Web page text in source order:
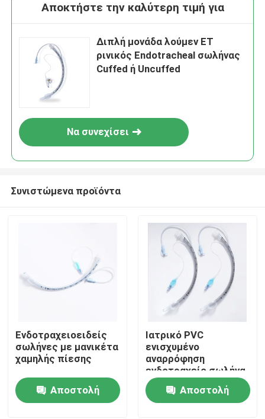
Αρχική Σελίδα
Προϊόντα
Αποκτήστε την καλύτερη τιμή για
Διπλή μονάδα λούμεν ET
ρινικός Endotracheal σωλήνας
Cuffed ή Uncuffed
Να συνεχίσει
Συνιστώμενα προϊόντα
Ενδοτραχειοειδείς
σωλήνες με μανικέτα
χαμηλής πίεσης
Αποστολή
Ιατρικό PVC
ενισχυμένο
αναρρόφηση
ενδοτραχείο σωλήνα
με υψηλού όγκου
μανσέτα ETT PU με
μέτρηση πίεσης
Αποστολή